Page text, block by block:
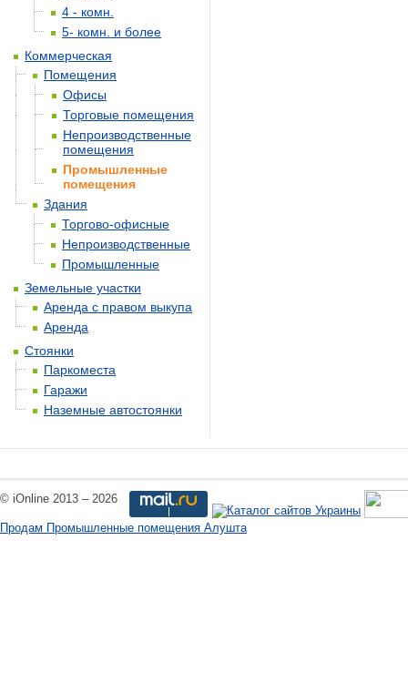
4 - комн.
5- комн. и более
Коммерческая
Помещения
Офисы
Торговые помещения
Непроизводственные
помещения
Промышленные
помещения
Здания
Торгово-офисные
Непроизводственные
Промышленные
Земельные участки
Аренда с правом выкупа
Аренда
Стоянки
Паркоместа
Гаражи
Наземные автостоянки
© iOnline 2013 – 2026
Продам Промышленные помещения Алушта